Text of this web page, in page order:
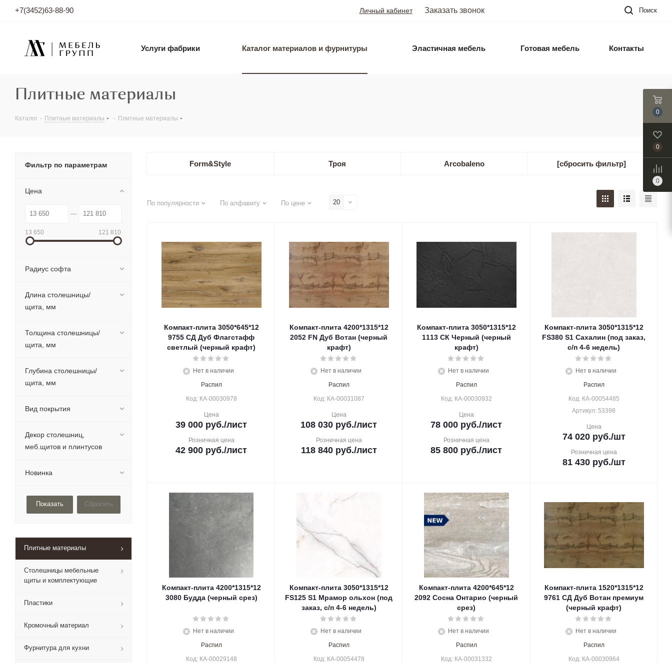
+7(3452)63-88-90 Личный кабинет Заказать звонок Поиск
Услуги фабрики Каталог материалов и фурнитуры Эластичная мебель Готовая мебель Контакты
Плитные материалы
Каталог - Плитные материалы - Плитные материалы
Form&Style Троя Arcobaleno [сбросить фильтр]
По популярности По алфавиту По цене 20
Компакт-плита 3050*645*12
9755 СД Дуб Флагстафф
светлый (черный крафт)
Нет в наличии
Распил
Код: КА-00030978
Цена
39 000 руб./лист
Розничная цена
42 900 руб./лист
Компакт-плита 4200*1315*12
2052 FN Дуб Вотан (черный
крафт)
Нет в наличии
Распил
Код: КА-00031087
Цена
108 030 руб./лист
Розничная цена
118 840руб./лист
Компакт-плита 3050*1315*12
1113 СК Черный (черный
крафт)
Нет в наличии
Распил
Код: КА-00030932
Цена
78 000 руб./лист
Розничная цена
85 800 руб./лист
Компакт-плита 3050*1315*12
FS380 S1 Сахалин (под заказ,
с/п 4-6 недель)
Нет в наличии
Распил
Код: КА-00054485
Артикул: 53398
Цена
74 020руб./шт
Розничная цена
81 430руб./шт
Компакт-плита 4200*1315*12
3080 Будда (черный срез)
Нет в наличии
Распил
Код: КА-00029148
Компакт-плита 3050*1315*12
FS125 S1 Мрамор ольхон (под
заказ, с/п 4-6 недель)
Нет в наличии
Распил
Код: КА-00054478
Компакт-плита 4200*645*12
2092 Сосна Онтарио (черный
срез)
Нет в наличии
Распил
Код: КА-00031332
Компакт-плита 1520*1315*12
9761 СД Дуб Вотан премиум
(черный крафт)
Нет в наличии
Распил
Код: КА-00030964
Фильтр по параметрам
Цена
13 650 121 810
Радиус софта
Длина столешницы/
щита, мм
Толщина столешницы/
щита, мм
Глубина столешницы/
щита, мм
Вид покрытия
Декор столешниц,
меб.щитов и плинтусов
Новинка
Сбросить
Плитные материалы
Столешницы мебельные
щиты и комплектующие
Пластики
Кромочный материал
Фурнитура для кухни
0
0
0